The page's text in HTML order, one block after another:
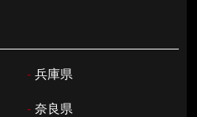
- 兵庫県
- 奈良県